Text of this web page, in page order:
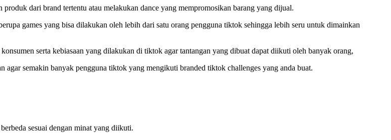
dari brand tertentu atau melakukan dance yang mempromosikan barang yang dijual.
games yang bisa dilakukan oleh lebih dari satu orang pengguna tiktok sehingga lebih seru untuk dimainkan
serta kebiasaan yang dilakukan di tiktok agar tantangan yang dibuat dapat diikuti oleh banyak orang,
agar semakin banyak pengguna tiktok yang mengikuti branded tiktok challenges yang anda buat.
sesuai dengan minat yang diikuti.